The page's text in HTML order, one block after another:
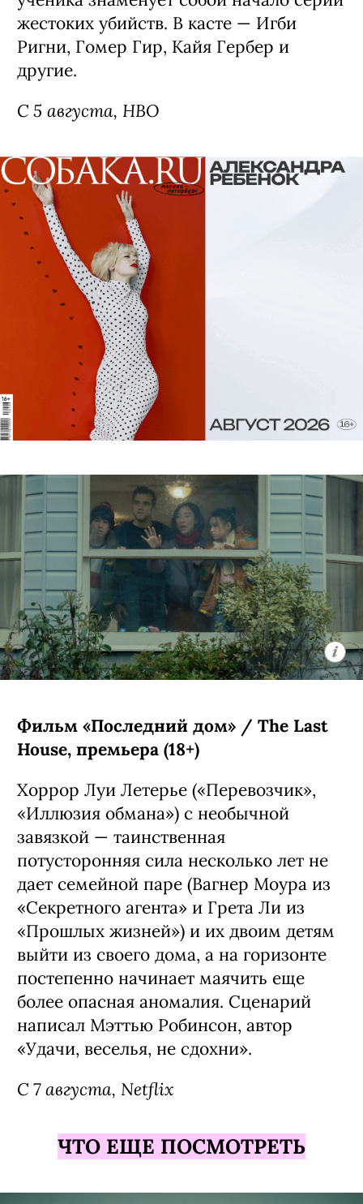
жестоких убийств. В касте — Игби
Ригни, Гомер Гир, Кайя Гербер и
другие.
С 5 августа, HBO
Фильм «Последний дом» / The Last
House, премьера (18+)
Хоррор Луи Летерье («Перевозчик»,
«Иллюзия обмана») с необычной
завязкой — таинственная
потусторонняя сила несколько лет не
дает семейной паре (Вагнер Моура из
«Секретного агента» и Грета Ли из
«Прошлых жизней») и их двоим детям
выйти из своего дома, а на горизонте
постепенно начинает маячить еще
более опасная аномалия. Сценарий
написал Мэттью Робинсон, автор
«Удачи, веселья, не сдохни».
С 7 августа, Netflix
ЧТО ЕЩЕ ПОСМОТРЕТЬ